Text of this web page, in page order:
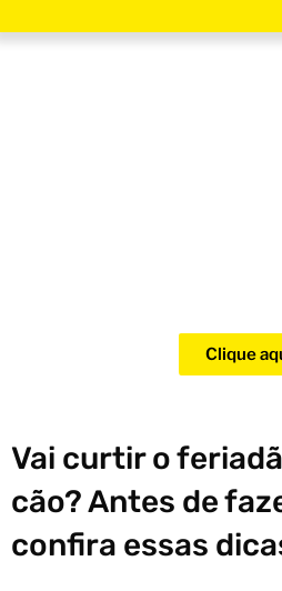
Clique
Vai curtir o
cão? Antes de
confira essas